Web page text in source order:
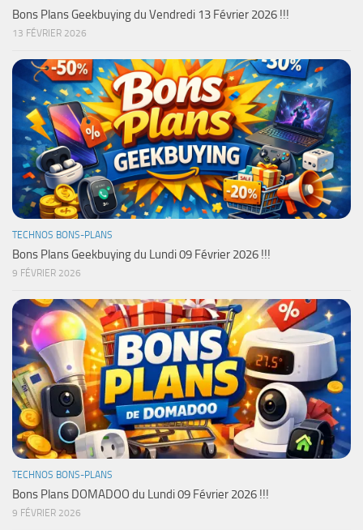
Bons Plans Geekbuying du Vendredi 13 Février 2026 !!!
13 FÉVRIER 2026
TECHNOS BONS-PLANS
Bons Plans Geekbuying du Lundi 09 Février 2026 !!!
9 FÉVRIER 2026
TECHNOS BONS-PLANS
Bons Plans DOMADOO du Lundi 09 Février 2026 !!!
9 FÉVRIER 2026